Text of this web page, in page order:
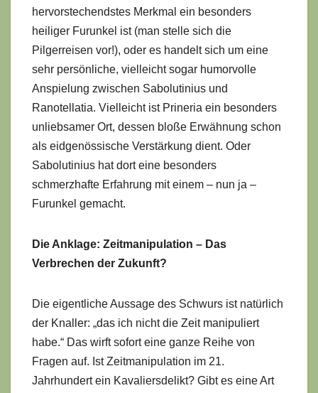
hervorstechendstes Merkmal ein besonders
heiliger Furunkel ist (man stelle sich die
Pilgerreisen vor!), oder es handelt sich um eine
sehr persönliche, vielleicht sogar humorvolle
Anspielung zwischen Sabolutinius und
Ranotellatia. Vielleicht ist Prineria ein besonders
unliebsamer Ort, dessen bloße Erwähnung schon
als eidgenössische Verstärkung dient. Oder
Sabolutinius hat dort eine besonders
schmerzhafte Erfahrung mit einem – nun ja –
Furunkel gemacht.
Die Anklage: Zeitmanipulation – Das
Verbrechen der Zukunft?
Die eigentliche Aussage des Schwurs ist natürlich
der Knaller: „das ich nicht die Zeit manipuliert
habe.“ Das wirft sofort eine ganze Reihe von
Fragen auf. Ist Zeitmanipulation im 21.
Jahrhundert ein Kavaliersdelikt? Gibt es eine Art